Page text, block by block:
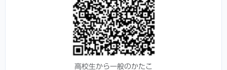
高校生から一般のかたこ